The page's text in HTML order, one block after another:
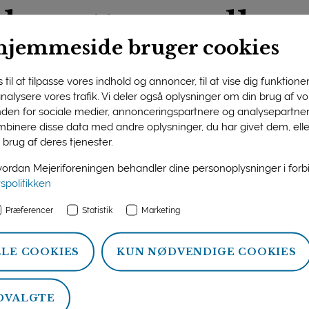
bruger cookies
til at tilpasse vores indhold og annoncer, til at vise dig
vores trafik. Vi deler også oplysninger om din brug af
for sociale medier, annonceringspartnere og
disse data med andre oplysninger, du har givet dem,
af deres tjenester.
Mejeriforeningen behandler dine personoplysninger i
Præferencer Statistik Marketing
COOKIES KUN NØDVENDIGE COOKIES
atter
udnytter stærk
på presset tysk
under pres. Efter at have afsluttet de
Aldi Süd og Aldi Nord den 5. november annoncere en
kvalitet.
virksomheder med et samarbejde omkring visse
og resten af verden. De er dog ikke gået lige
har således kun nedsat de to anførte produkter, mens
andre mejeriprodukter som kondenseret kaffemælk,